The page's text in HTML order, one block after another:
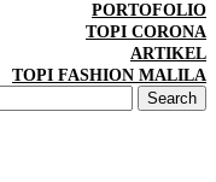
PORTOFOLIO
TOPI CORONA
ARTIKEL
TOPI FASHION MALILA